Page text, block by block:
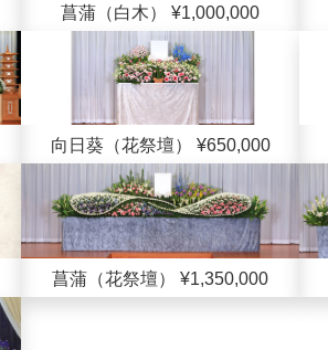
菖蒲（白木） ¥1,000,000
向日葵（花祭壇） ¥650,000
菖蒲（花祭壇） ¥1,350,000